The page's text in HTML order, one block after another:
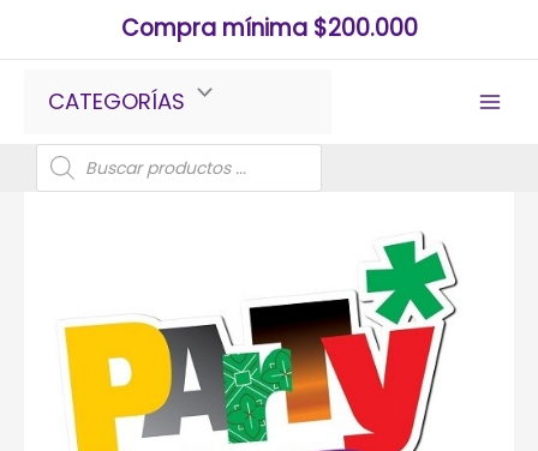
contenido
Compra mínima $200.000
CATEGORÍAS
Búsqueda
de
productos